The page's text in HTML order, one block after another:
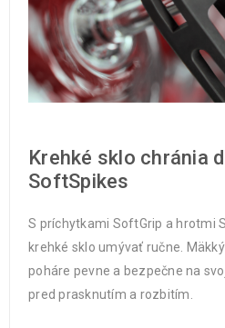
Krehké sklo chránia
SoftSpikes
S príchytkami SoftGrip a hrotmi
krehké sklo umývať ručne.
poháre pevne a bezpečne na
pred prasknutím a rozbitím.